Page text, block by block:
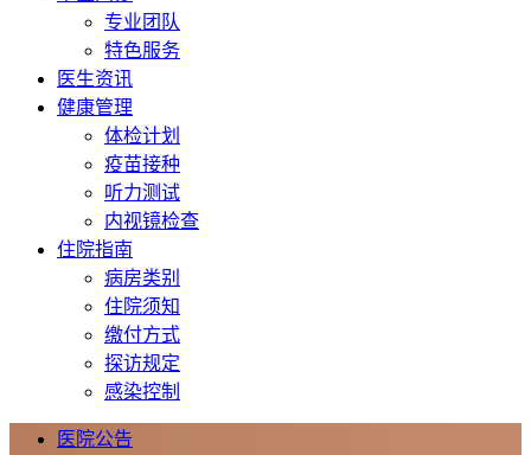
专业团队
特色服务
医生资讯
健康管理
体检计划
疫苗接种
听力测试
内视镜检查
住院指南
病房类别
住院须知
缴付方式
探访规定
感染控制
医院公告